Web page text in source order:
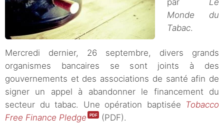
par Le
Monde du
Tabac.
Mercredi dernier, 26 septembre, divers grands
organismes bancaires se sont joints à des
gouvernements et des associations de santé afin de
signer un appel à abandonner le financement du
secteur du tabac. Une opération baptisée Tobacco
Free Finance Pledge
(PDF).